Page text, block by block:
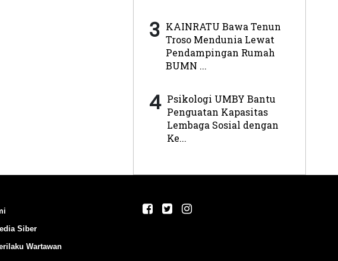
3 KAINRATU Bawa Tenun
Troso Mendunia Lewat
Pendampingan Rumah
BUMN ...
4 Psikologi UMBY Bantu
Penguatan Kapasitas
Lembaga Sosial dengan
Ke...
Siber
Wartawan